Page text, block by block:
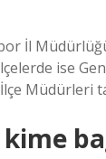
İl
ise
Müdürleri